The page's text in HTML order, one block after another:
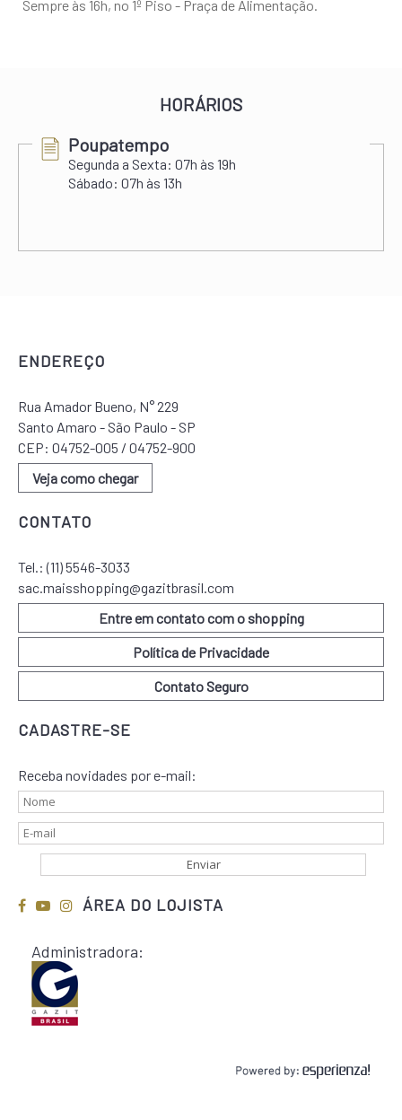
Sempre às 16h, no 1º Piso - Praça de Alimentação.
HORÁRIOS
Poupatempo
Segunda a Sexta: 07h às 19h
Sábado: 07h às 13h
ENDEREÇO
Rua Amador Bueno, N° 229
Santo Amaro - São Paulo - SP
CEP: 04752-005 / 04752-900
Veja como chegar
CONTATO
Tel.:(11) 5546-3033
sac.maisshopping@gazitbrasil.com
Entre em contato com o shopping
Política de Privacidade
Contato Seguro
CADASTRE-SE
Receba novidades por e-mail:
ÁREA DO LOJISTA
Administradora: